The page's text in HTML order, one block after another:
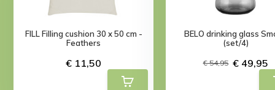
FILL Filling cushion 30 x 50 cm -
Feathers
€ 11,50
BELO drinking glass
(set/4)
€ 54,95 € 49,95